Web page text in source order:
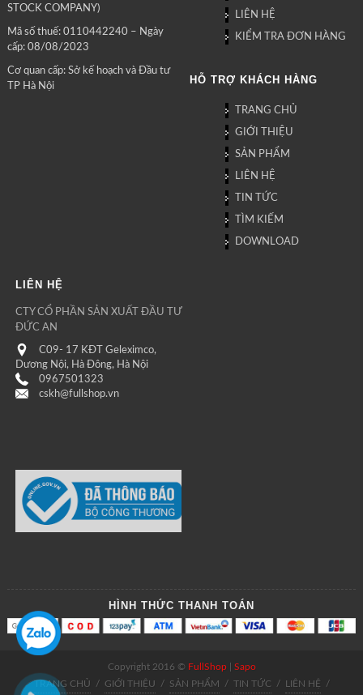
STOCK COMPANY)
Mã số thuế: 0110442240 – Ngày
cấp: 08/08/2023
Cơ quan cấp: Sở kế hoạch và Đầu tư
TP Hà Nội
LIÊN HỆ
KIỂM TRA ĐƠN HÀNG
HỖ TRỢ KHÁCH HÀNG
TRANG CHỦ
GIỚI THIỆU
SẢN PHẨM
LIÊN HỆ
TIN TỨC
TÌM KIẾM
DOWNLOAD
LIÊN HỆ
CTY CỔ PHẦN SẢN XUẤT ĐẦU TƯ
ĐỨC AN
C09- 17 KĐT Geleximco,
Dương Nội, Hà Đông, Hà Nội
0967501323
cskh@fullshop.vn
HÌNH THỨC THANH TOÁN
Copyright 2016 © FullShop| Sapo
TRANG CHỦ
/ GIỚI THIỆU / SẢN PHẨM / TIN TỨC / LIÊN HỆ /